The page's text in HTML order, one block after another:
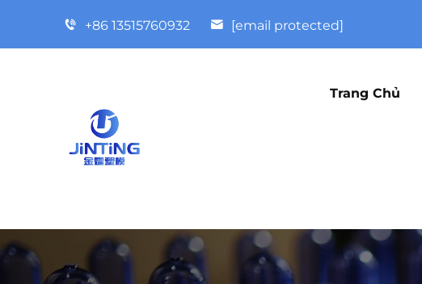
+86 13515760932 [email protected]
Trang Chủ